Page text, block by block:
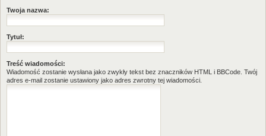
Twoja nazwa:
Tytuł:
Treść wiadomości:
Wiadomość zostanie wysłana jako zwykły tekst bez znaczników HTML i BBCode. Twój
adres e-mail zostanie ustawiony jako adres zwrotny tej wiadomości.